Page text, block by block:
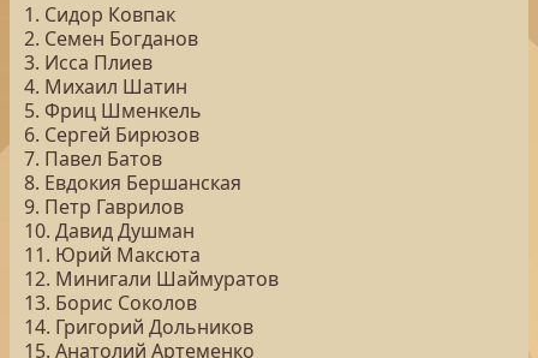
1. Сидор Ковпак
2. Семен Богданов
3. Исса Плиев
4. Михаил Шатин
5. Фриц Шменкель
6. Сергей Бирюзов
7. Павел Батов
8. Евдокия Бершанская
9. Петр Гаврилов
10. Давид Душман
11. Юрий Максюта
12. Минигали Шаймуратов
13. Борис Соколов
14. Григорий Дольников
15. Анатолий Артеменко